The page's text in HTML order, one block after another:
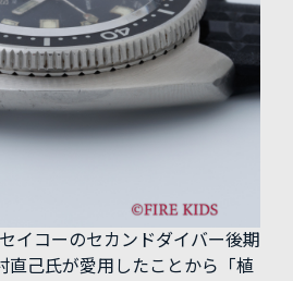
イコーのセカンドダイバー後期
直己氏が愛用したことから「植